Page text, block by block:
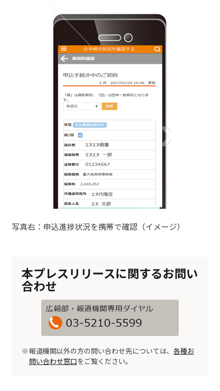
写真右：申込進捗状況を携帯で確認（イメージ）
本プレスリリースに関するお問い
合わせ
報道機関以外の方の問い合わせ先については、 各種お
問い合わせ窓口をご覧ください。